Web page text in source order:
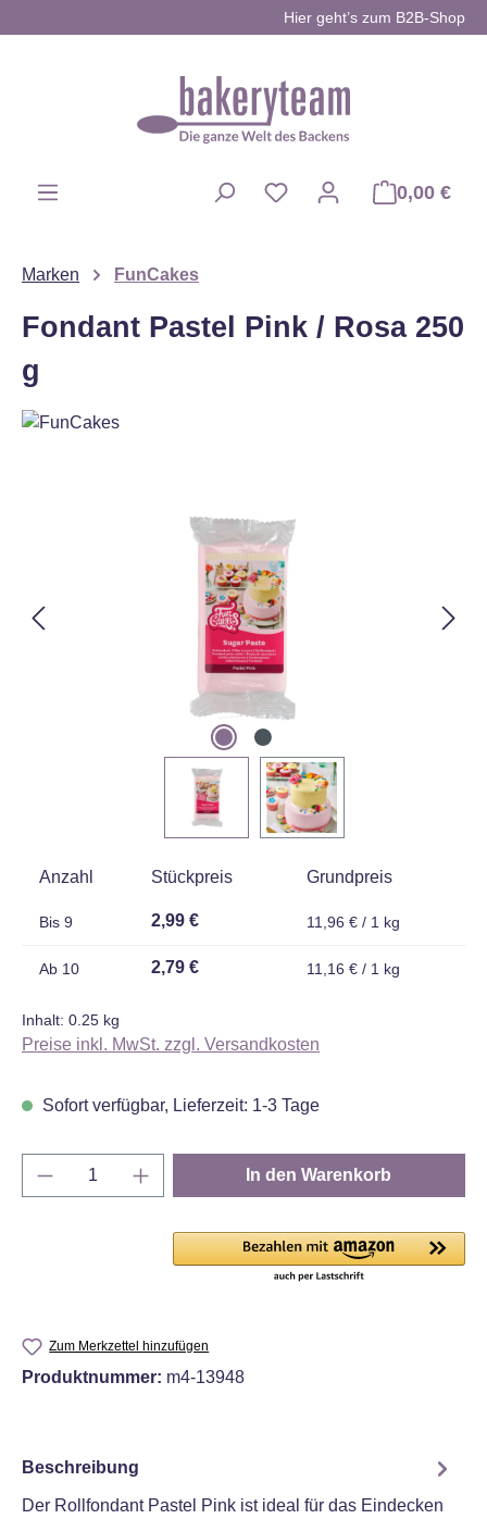
Hier geht’s zum B2B-Shop
0,00 €
Marken FunCakes
Fondant Pastel Pink / Rosa 250
g
Anzahl Stückpreis Grundpreis
Bis 9 2,99 € 11,96 € / 1 kg
Ab 10 2,79 € 11,16 € / 1 kg
Inhalt: 0.25 kg
Preise inkl. MwSt. zzgl. Versandkosten
Sofort verfügbar, Lieferzeit: 1-3 Tage
Produkt Anzahl: Gib den gewünschten
In den Warenkorb
Zum Merkzettel hinzufügen
Produktnummer: m4-13948
Beschreibung
Der Rollfondant Pastel Pink ist ideal für das Eindecken